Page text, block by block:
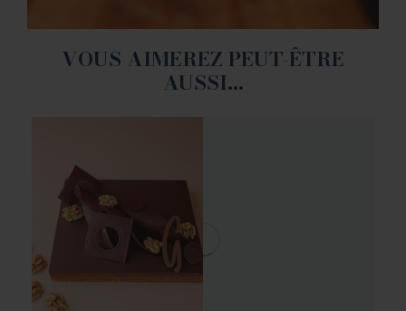
VOUS AIMEREZ PEUT-ÊTRE
AUSSI…